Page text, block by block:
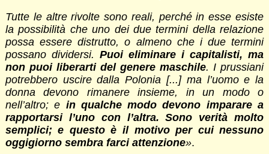
Tutte le altre rivolte sono reali, perché in esse esiste
la possibilità che uno dei due termini della relazione
possa essere distrutto, o almeno che i due termini
possano dividersi. Puoi eliminare i capitalisti, ma
non puoi liberarti del genere maschile. I prussiani
potrebbero uscire dalla Polonia [...] ma l’uomo e la
donna devono rimanere insieme, in un modo o
nell’altro; e in qualche modo devono imparare a
rapportarsi l’uno con l’altra. Sono verità molto
semplici; e questo è il motivo per cui nessuno
oggigiorno sembra farci attenzione».